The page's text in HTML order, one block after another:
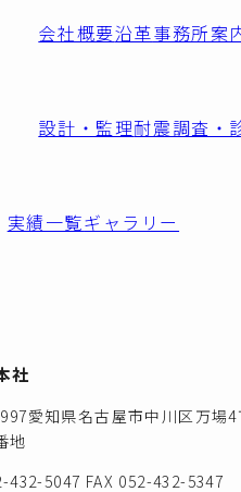
会社概要沿革事務所案
設計・監理耐震調査・
実績一覧ギャラリー
社
愛知県名古屋市中川区万場
地
432-5047 FAX 052-432-5347